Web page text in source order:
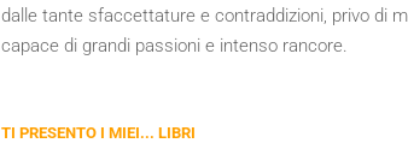
dalle tante sfaccettature e contraddizioni, privo di
capace di grandi passioni e intenso rancore.
TI PRESENTO I MIEI... LIBRI